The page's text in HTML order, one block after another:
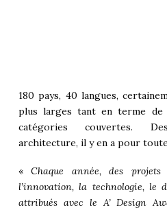
180 pays, 40 langues,
plus larges tant en terme de
catégories couvertes.
architecture, il y en a pour
«Chaque année, des
l’innovation, la technologie, le
attribués avec le A’ Design